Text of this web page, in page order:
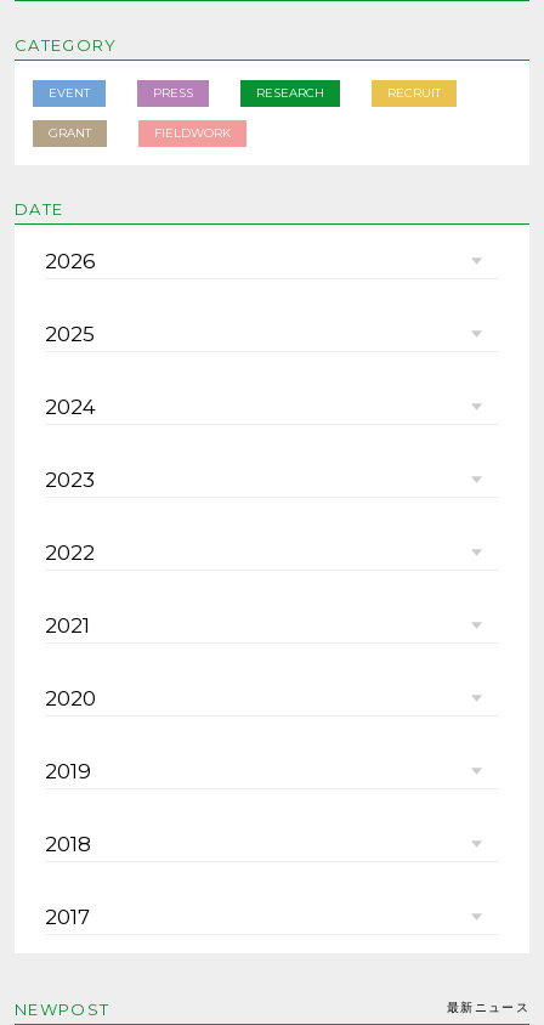
CATEGORY
EVENT PRESS RESEARCH RECRUIT
GRANT FIELDWORK
DATE
2026
2025
2024
2023
2022
2021
2020
2019
2018
2017
NEWPOST 最新ニュース